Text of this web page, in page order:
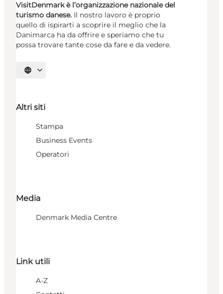
VisitDenmark è l’organizzazione nazionale del
turismo danese. Il nostro lavoro è proprio
quello di ispirarti a scoprire il meglio che la
Danimarca ha da offrire e speriamo che tu
possa trovare tante cose da fare e da vedere.
Seleziona la lingua
Altri siti
Stampa
Business Events
Operatori
Media
Denmark Media Centre
Link utili
A-Z